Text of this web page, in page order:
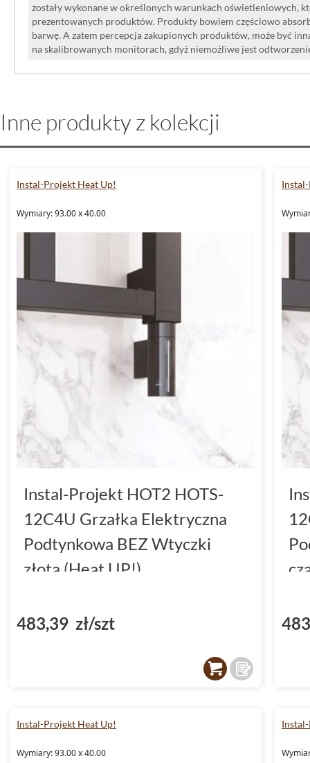
zostały wykonane w określonych warunkach oświetleniowych,
prezentowanych produktów. Produkty bowiem częściowo
barwę. A zatem percepcja zakupionych produktów, może być
na skalibrowanych monitorach, gdyż niemożliwe jest
Inne produkty z kolekcji
Instal-Projekt Heat Up!
Wymiary: 93.00 x 40.00
Instal-Projekt HOT2 HOTS-
12C4U Grzałka Elektryczna
Podtynkowa BEZ Wtyczki
złota (Heat UP!)
483,39 zł/szt
Instal-Projekt Heat Up!
Wymiary: 93.00 x 40.00